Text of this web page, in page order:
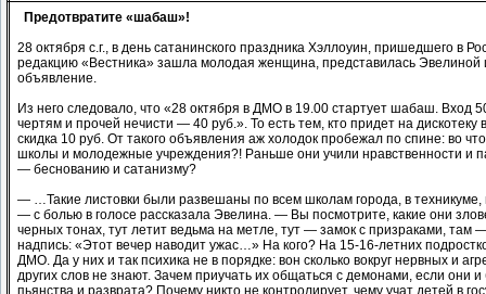
Предотвратите «шабаш»!
28 октября с.г., в день сатанинского праздника Хэллоуин, пришедшего в
редакцию «Вестника» зашла молодая женщина, представилась Эвелиной
объявление.
Из него следовало, что «28 октября в ДМО в 19.00 стартует шабаш. Вход
чертям и прочей нечисти — 40 руб.». То есть тем, кто придет на дискотеку
скидка 10 руб. От такого объявления аж холодок пробежал по спине: во
школы и молодежные учреждения?! Раньше они учили нравственности и
— беснованию и сатанизму?
— …Такие листовки были развешаны по всем школам города, в техникуме,
— с болью в голосе рассказала Эвелина. — Вы посмотрите, какие они
черных тонах, тут летит ведьма на метле, тут — замок с призраками, там
надпись: «Этот вечер наводит ужас…» На кого? На 15-16-летних
ДМО. Да у них и так психика не в порядке: вон сколько вокруг нервных и
других слов не знают. Зачем приучать их общаться с демонами, если они и
пьянства и разврата? Почему никто не контролирует, чему учат детей в